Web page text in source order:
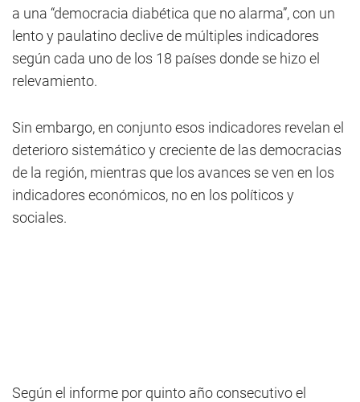
a una “democracia diabética que no alarma”, con un
lento y paulatino declive de múltiples indicadores
según cada uno de los 18 países donde se hizo el
relevamiento.
Sin embargo, en conjunto esos indicadores revelan el
deterioro sistemático y creciente de las democracias
de la región, mientras que los avances se ven en los
indicadores económicos, no en los políticos y
sociales.
Según el informe por quinto año consecutivo el